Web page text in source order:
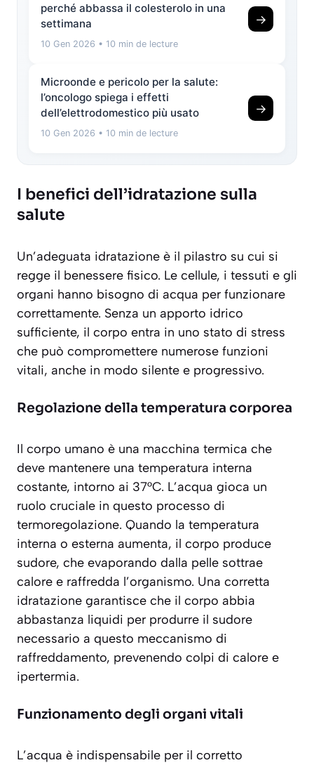
perché abbassa il colesterolo in una
settimana
10 Gen 2026 • 10 min de lecture
→
Microonde e pericolo per la salute:
l’oncologo spiega i effetti
dell’elettrodomestico più usato
10 Gen 2026 • 10 min de lecture
→
I benefici dell’idratazione sulla
salute
Un’adeguata idratazione è il pilastro su cui si
regge il benessere fisico. Le cellule, i tessuti e gli
organi hanno bisogno di acqua per funzionare
correttamente. Senza un apporto idrico
sufficiente, il corpo entra in uno stato di stress
che può compromettere numerose funzioni
vitali, anche in modo silente e progressivo.
Regolazione della temperatura corporea
Il corpo umano è una macchina termica che
deve mantenere una temperatura interna
costante, intorno ai 37°C. L’acqua gioca un
ruolo cruciale in questo processo di
termoregolazione. Quando la temperatura
interna o esterna aumenta, il corpo produce
sudore, che evaporando dalla pelle sottrae
calore e raffredda l’organismo. Una corretta
idratazione garantisce che il corpo abbia
abbastanza liquidi per produrre il sudore
necessario a questo meccanismo di
raffreddamento, prevenendo colpi di calore e
ipertermia.
Funzionamento degli organi vitali
L’acqua è indispensabile per il corretto